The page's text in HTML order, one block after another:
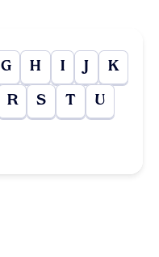
G H I J K
R S T U